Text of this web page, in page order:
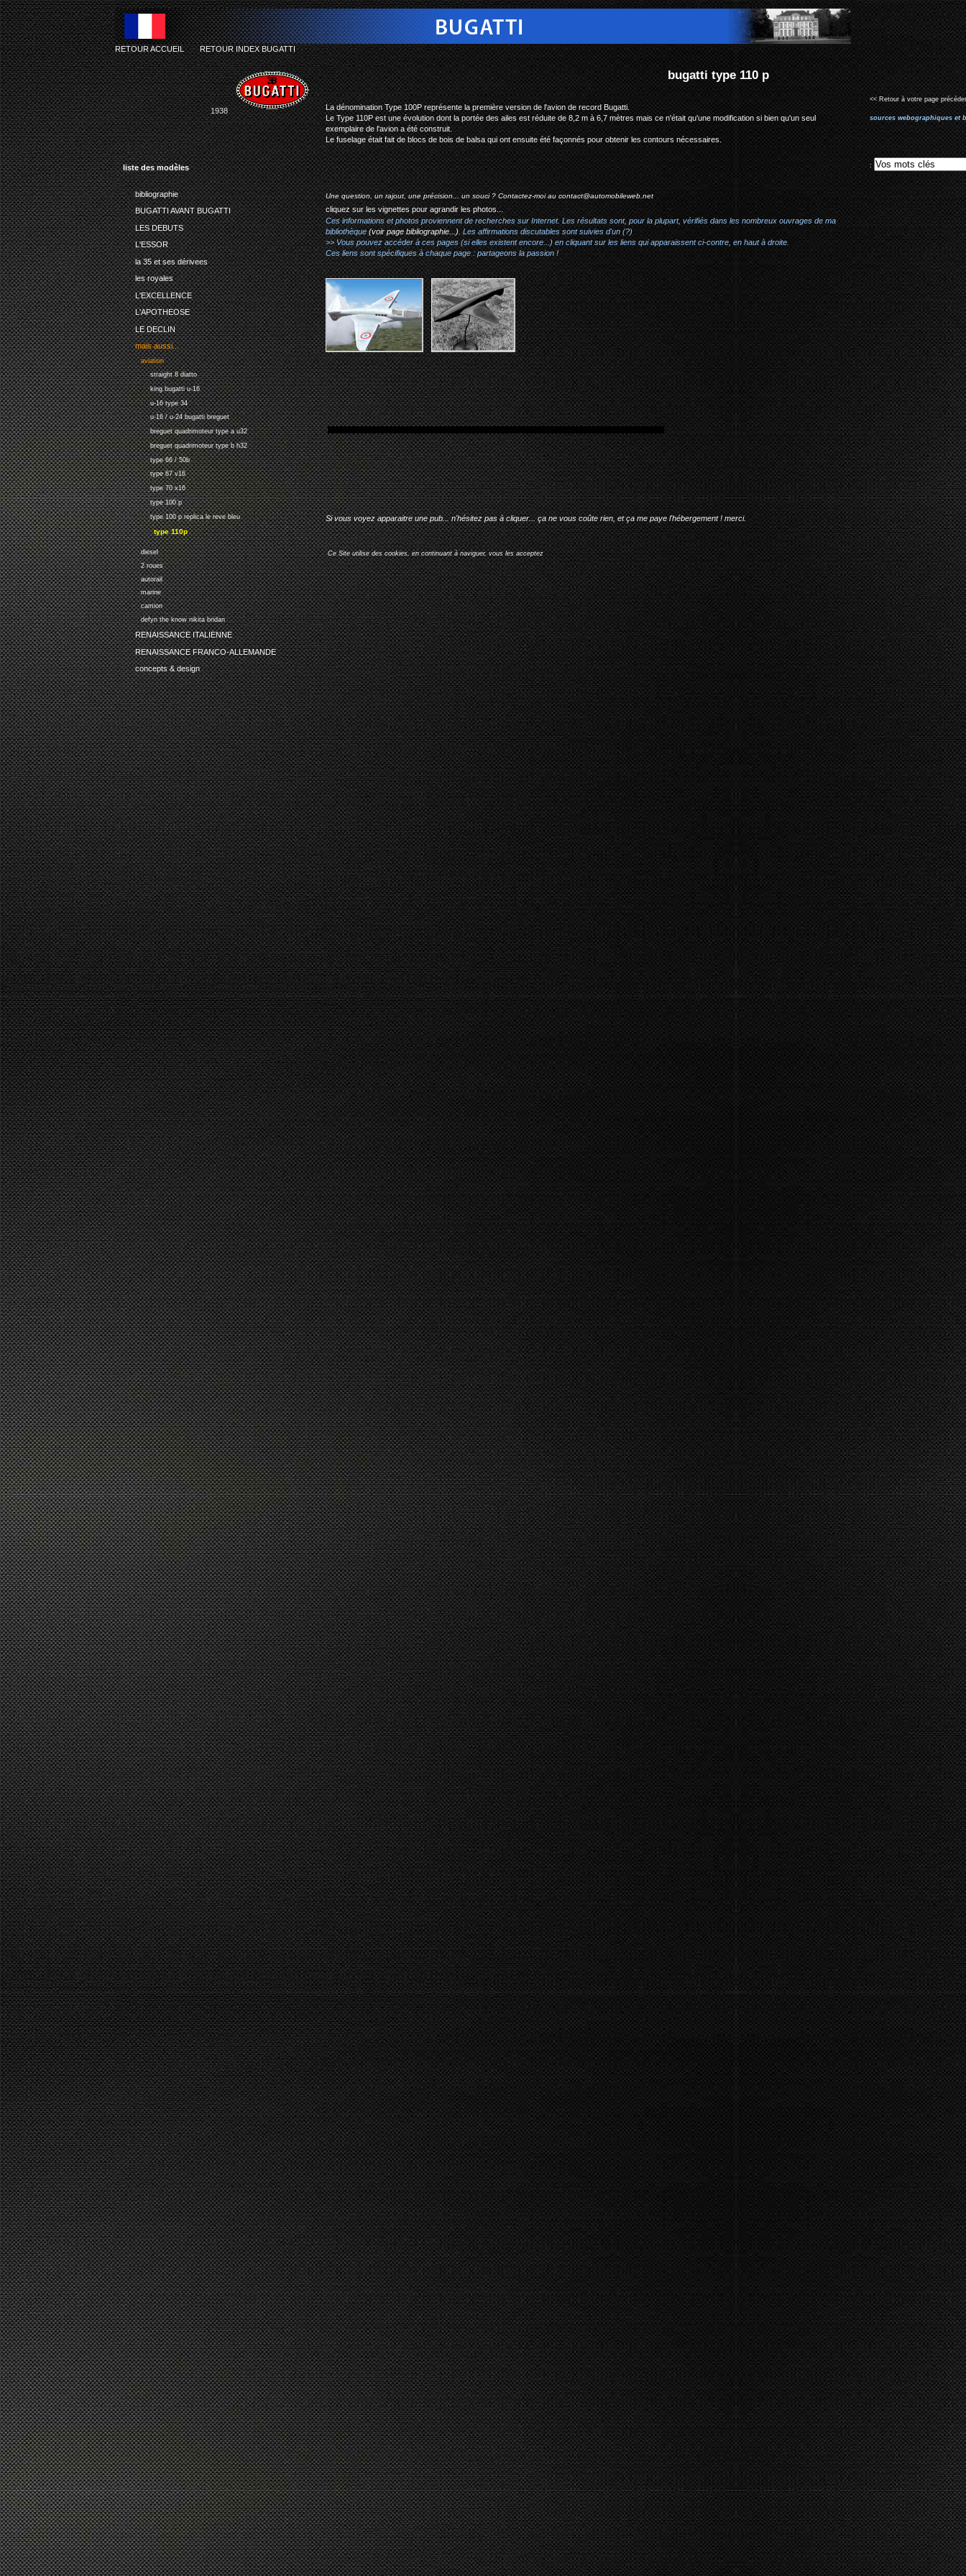
liste des modèles
bibliographie
BUGATTI AVANT BUGATTI
LES DEBUTS
L'ESSOR
la 35 et ses dérivees
les royales
L'EXCELLENCE
L'APOTHEOSE
LE DECLIN
mais aussi...
aviation
straight 8 diatto
king bugatti u-16
u-16 type 34
u-16 / u-24 bugatti breguet
breguet quadrimoteur type a u32
breguet quadrimoteur type b h32
type 66 / 50b
type 67 v16
type 70 x16
type 100 p
type 100 p replica le reve bleu
type 110p
diesel
2 roues
autorail
marine
camion
defyn the know nikita bridan
RENAISSANCE ITALIENNE
RENAISSANCE FRANCO-ALLEMANDE
concepts & design
bugatti type 110 p
RETOUR ACCUEIL-RETOUR INDEX BUGATTI
1938
La dénomination Type 100P représente la première version de l'avion de record Bugatti.
Le Type 110P est une évolution dont la portée des ailes est réduite de 8,2 m à 6,7 mètres mais ce n'était qu'une modification si bien qu'un seul
exemplaire de l'avion a été construit.
Le fuselage était fait de blocs de bois de balsa qui ont ensuite été façonnés pour obtenir les contours nécessaires
Une question, un rajout, une précision... un souci ? Contactez-moi aucontact@automobileweb.net
cliquez sur les vignettes pour agrandir les photos...
Ces informations et photos proviennent de recherches sur Internet. Les résultats sont, pour la plupart, vérifiés dans les nombreux ouvrages de ma
bibliothèque(voir page bibliographie...). Les affirmations discutables sont suivies d'un (?)
>> Vous pouvez accéder à ces pages (si elles existent encore...) en cliquant sur les liens qui apparaissent ci-contre, en haut à droite.
Ces liens sont spécifiques à chaque page : partageons la passion !
Si vous voyez apparaitre une pub... n'hésitez pas à cliquer... ça ne vous coûte rien, et ça me paye l'hébergement ! merci.
Ce Site utilise des cookies, en continuant à naviguer, vous les acceptez
<< Retour à votre page
sources webographiques et
: